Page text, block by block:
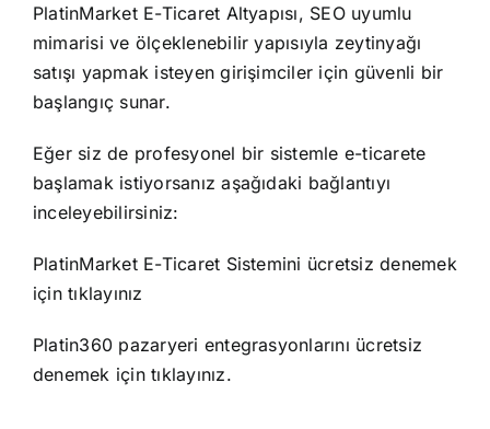
PlatinMarket E-Ticaret Altyapısı, SEO uyumlu
mimarisi ve ölçeklenebilir yapısıyla zeytinyağı
satışı yapmak isteyen girişimciler için güvenli bir
başlangıç sunar.
Eğer siz de profesyonel bir sistemle e-ticarete
başlamak istiyorsanız aşağıdaki bağlantıyı
inceleyebilirsiniz:
PlatinMarket E-Ticaret Sistemini ücretsiz denemek
içintıklayınız
Platin360 pazaryeri entegrasyonlarını ücretsiz
denemek içintıklayınız.